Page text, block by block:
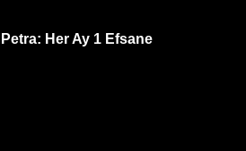
Petra: Her Ay 1 Efsane